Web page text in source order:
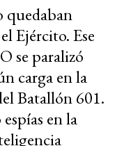
quedaban
Ejército. Ese
se paralizó
carga en la
Batallón 601.
en la